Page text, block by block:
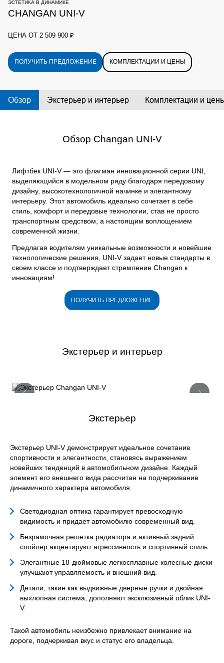
ЭСТЕТИКА В ДИНАМИКЕ
CHANGAN UNI-V
ЦЕНА ОТ 2 509 900 ₽
ПОЛУЧИТЬ ПРЕДЛОЖЕНИЕ КОМПЛЕКТАЦИИ И ЦЕНЫ
Обзор Экстерьер и интерьер Комплектации и
Обзор Changan UNI-V
Лифтбек UNI-V — это флагман инновационной серии UNI,
выделяющийся в модельном ряду благодаря передовому
дизайну, высокотехнологичной начинке и элегантному
интерьеру. Этот автомобиль идеально сочетает в себе
стиль, комфорт и передовые технологии, став не просто
транспортным средством, а настоящим воплощением
современной жизни.
Предлагая водителям уникальные возможности и новейшие
технологические решения, UNI-V задает новые стандарты в
своем классе и подтверждает стремление Changan к
инновациям!
ПОЛУЧИТЬ ПРЕДЛОЖЕНИЕ
Экстерьер и интерьер
Экстерьер
Экстерьер UNI-V демонстрирует идеальное сочетание
спортивности и элегантности, становясь выражением
новейших тенденций в автомобильном дизайне. Каждый
элемент его внешнего вида рассчитан на подчеркивание
динамичного характера автомобиля:
Светодиодная оптика гарантирует превосходную
видимость и придает автомобилю современный вид.
Безрамочная решетка радиатора и активный задний
спойлер акцентируют агрессивность и спортивный стиль.
Элегантные 18-дюймовые легкосплавные колесные диски
улучшают управляемость и внешний вид.
Детали, такие как выдвижные дверные ручки и двойная
выхлопная система, дополняют эксклюзивный облик UNI-
V.
Такой автомобиль неизбежно привлекает внимание на
дороге, подчеркивая вкус и статус его владельца.